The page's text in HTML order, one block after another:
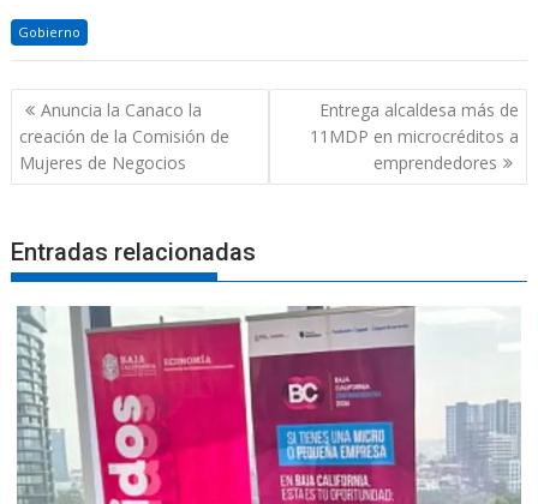
Gobierno
Navegación
de
entradas
Anuncia la Canaco la
creación de la Comisión de
Mujeres de Negocios
Entrega alcaldesa más de
11MDP en microcréditos a
emprendedores
Entradas relacionadas